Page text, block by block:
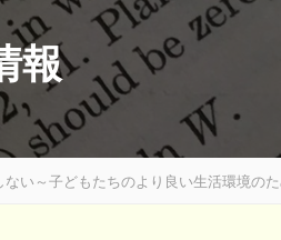
報
い～子どもたちのより良い生活環境の